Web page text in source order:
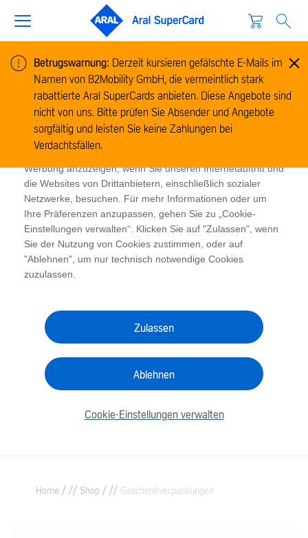
Cookie-Informationen
Wir verwenden Cookies, um Informationen zur Nutzung
unserer Website zu sammeln und zu analysieren und um
das Funktionieren der Website zu ermöglichen. Cookies
Werbung anzuzeigen, wenn Sie unseren Internetauftritt und
die Websites von Drittanbietern, einschließlich sozialer
Netzwerke, besuchen. Für mehr Informationen oder um
Ihre Präferenzen anzupassen, gehen Sie zu „Cookie-
Einstellungen verwalten“. Klicken Sie auf "Zulassen", wenn
Sie der Nutzung von Cookies zustimmen, oder auf
"Ablehnen", um nur technisch notwendige Cookies
zuzulassen.
Zulassen
Ablehnen
Cookie-Einstellungen verwalten
Betrugswarnung: Derzeit kursieren gefälschte E-Mails im
Namen von B2Mobility GmbH, die vermeintlich stark
rabattierte Aral SuperCards anbieten. Diese Angebote sind
nicht von uns. Bitte prüfen Sie Absender und Angebote
sorgfältig und leisten Sie keine Zahlungen bei
Verdachtsfällen.
Home / Shop / Geschenkverpackungen